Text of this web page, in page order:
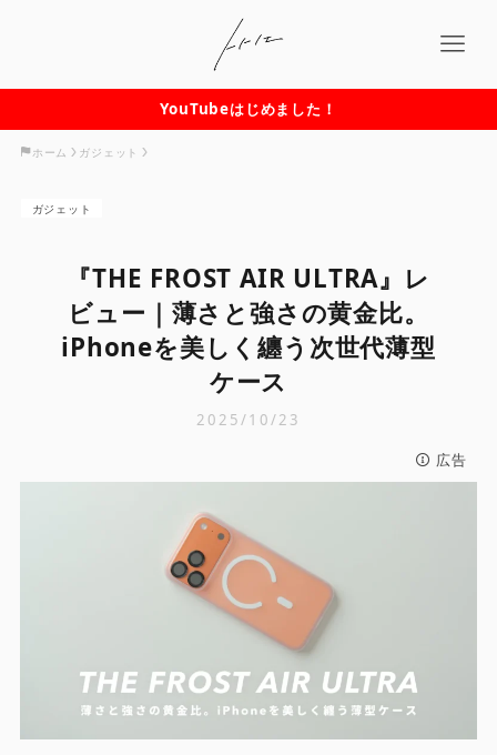
YouTubeはじめました！
ホーム ガジェット
『THE FROST AIR ULTRA』レ
ビュー｜薄さと強さの黄金比。
iPhoneを美しく纏う次世代薄型
ケース
ガジェット
2025/10/23
広告